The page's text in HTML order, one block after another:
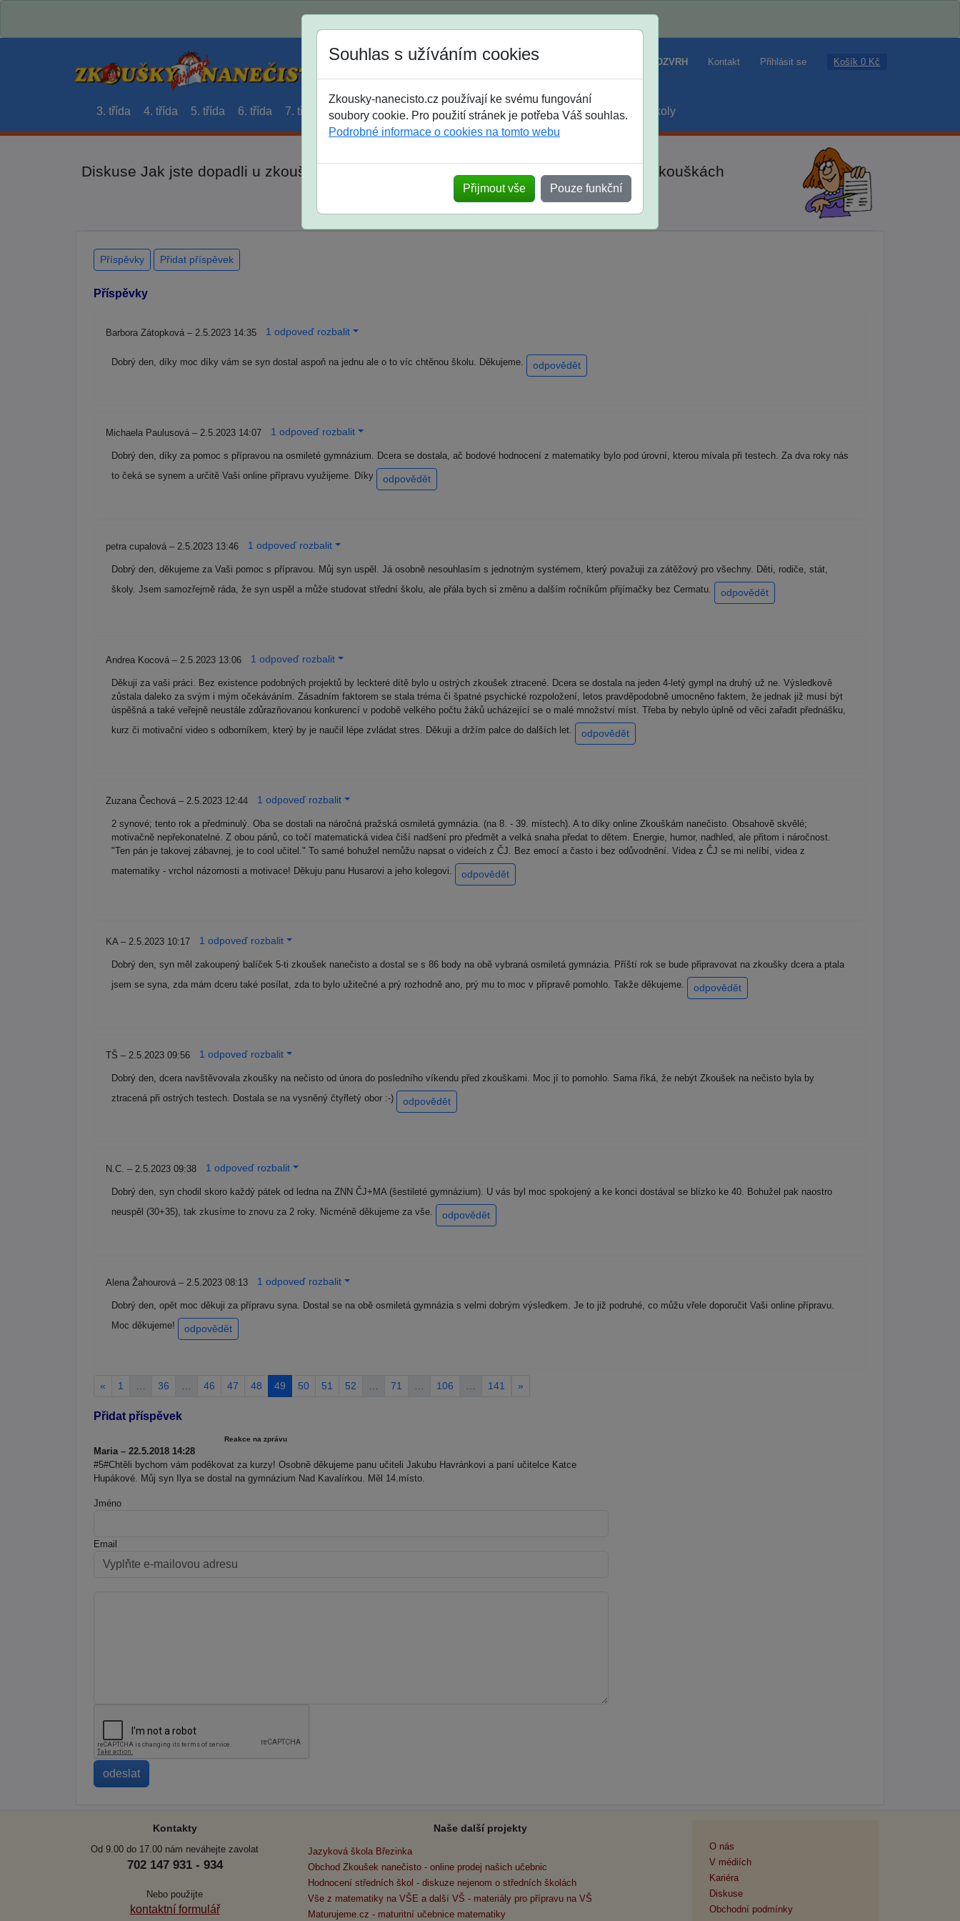
Jak si vybrat ROZVRH Kontakt Přihlásit se Košík 0 Kč
3. třída 4. třída 5. třída 6. třída 7. třída 8. třída 9. třída střední maturanti soutěže prázdniny školy
Diskuse Jak jste dopadli u zkoušek na SŠ? Vaše ohlasy po skutečných přijímacích zkouškách
Souhlas s užíváním cookies
Zkousky-nanecisto.cz používají ke svému fungování
soubory cookie. Pro použití stránek je potřeba Váš souhlas.
Podrobné informace o cookies na tomto webu
Přijmout vše Pouze funkční
Příspěvky Přidat příspěvek
Příspěvky
Barbora Zátopková – 2.5.2023 14:35 1 odpoveď rozbalit
Dobrý den, díky moc díky vám se syn dostal aspoň na jednu ale o to víc chtěnou školu. Děkujeme. odpovědět
Michaela Paulusová – 2.5.2023 14:07 1 odpoveď rozbalit
Dobrý den, díky za pomoc s přípravou na osmileté gymnázium. Dcera se dostala, ač bodové hodnocení z matematiky bylo pod úrovní, kterou mívala při testech. Za dva roky nás
to čeká se synem a určitě Vaši online přípravu využijeme. Díky
odpovědět
petra cupalová – 2.5.2023 13:46 1 odpoveď rozbalit
Dobrý den, děkujeme za Vaši pomoc s přípravou. Můj syn uspěl. Já osobně nesouhlasím s jednotným systémem, který považuji za zátěžový pro všechny. Děti, rodiče, stát,
školy. Jsem samozřejmě ráda, že syn uspěl a může studovat střední školu, ale přála bych si změnu a dalším ročníkům přijímačky bez Cermatu.
odpovědět
Andrea Kocová – 2.5.2023 13:06 1 odpoveď rozbalit
Děkuji za vaši práci. Bez existence podobných projektů by leckteré dítě bylo u ostrých zkoušek ztracené. Dcera se dostala na jeden 4-letý gympl na druhý už ne. Výsledkově
zůstala daleko za svým i mým očekáváním. Zásadním faktorem se stala tréma či špatné psychické rozpoložení, letos pravděpodobně umocněno faktem, že jednak již musí být
úspěšná a také veřejně neustále zdůrazňovanou konkurencí v podobě velkého počtu žáků ucházející se o malé množství míst. Třeba by nebylo úplně od věci zařadit přednášku,
kurz či motivační video s odborníkem, který by je naučil lépe zvládat stres. Děkuji a držím palce do dalších let.
odpovědět
Zuzana Čechová – 2.5.2023 12:44 1 odpoveď rozbalit
2 synové; tento rok a předminulý. Oba se dostali na náročná pražská osmiletá gymnázia. (na 8. - 39. místech). A to díky online Zkouškám nanečisto. Obsahově skvělé;
motivačně nepřekonatelné. Z obou pánů, co točí matematická videa čiší nadšení pro předmět a velká snaha předat to dětem. Energie, humor, nadhled, ale přitom i náročnost.
"Ten pán je takovej zábavnej, je to cool učitel." To samé bohužel nemůžu napsat o videích z ČJ. Bez emocí a často i bez odůvodnění. Videa z ČJ se mi nelíbí, videa z
matematiky - vrchol názornosti a motivace! Děkuju panu Husarovi a jeho kolegovi.
odpovědět
KA – 2.5.2023 10:17 1 odpoveď rozbalit
Dobrý den, syn měl zakoupený balíček 5-ti zkoušek nanečisto a dostal se s 86 body na obě vybraná osmiletá gymnázia. Příští rok se bude připravovat na zkoušky dcera a ptala
jsem se syna, zda mám dceru také posílat, zda to bylo užitečné a prý rozhodně ano, prý mu to moc v přípravě pomohlo. Takže děkujeme.
odpovědět
TŠ – 2.5.2023 09:56 1 odpoveď rozbalit
Dobrý den, dcera navštěvovala zkoušky na nečisto od února do posledního víkendu před zkouškami. Moc jí to pomohlo. Sama říká, že nebýt Zkoušek na nečisto byla by
ztracená při ostrých testech. Dostala se na vysněný čtyřletý obor :-)
odpovědět
N.C. – 2.5.2023 09:38 1 odpoveď rozbalit
Dobrý den, syn chodil skoro každý pátek od ledna na ZNN ČJ+MA (šestileté gymnázium). U vás byl moc spokojený a ke konci dostával se blízko ke 40. Bohužel pak naostro
neuspěl (30+35), tak zkusíme to znovu za 2 roky. Nicméně děkujeme za vše.
odpovědět
Alena Žahourová – 2.5.2023 08:13 1 odpoveď rozbalit
Dobrý den, opět moc děkuji za přípravu syna. Dostal se na obě osmiletá gymnázia s velmi dobrým výsledkem. Je to již podruhé, co můžu vřele doporučit Vaši online přípravu.
Moc děkujeme!
odpovědět
« 1 36 46 47 48 49 50 51 52 71 106 141 »
Přidat příspěvek
Reakce na zprávu
Maria – 22.5.2018 14:28
#5#Chtěli bychom vám poděkovat za kurzy! Osobně děkujeme panu učiteli Jakubu Havránkovi a paní učitelce Katce
Hupákové. Můj syn Ilya se dostal na gymnázium Nad Kavalírkou. Měl 14.místo.
Jméno
Email
Kontakty
Od 9.00 do 17.00 nám neváhejte zavolat
702 147 931 - 934
Nebo použijte
kontaktní formulář
Naše další projekty
Jazyková škola Březinka
Obchod Zkoušek nanečisto - online prodej našich učebnic
Hodnocení středních škol - diskuze nejenom o středních školách
Vše z matematiky na VŠE a další VŠ - materiály pro přípravu na VŠ
Maturujeme.cz - maturitní učebnice matematiky
O nás
V médiích
Kariéra
Diskuse
Obchodní podmínky